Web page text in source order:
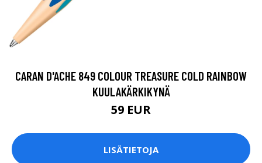
CARAN D'ACHE 849 COLOUR TREASURE COLD RAINBOW
KUULAKÄRKIKYNÄ
59 EUR
LISÄTIETOJA